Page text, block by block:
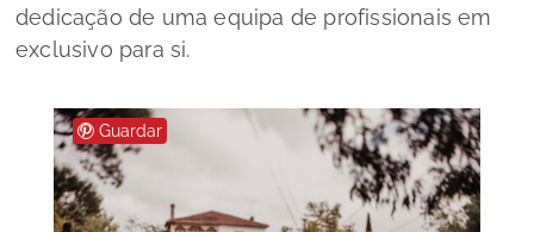
dedicação de uma equipa de profissionais em
exclusivo para si.
Guardar